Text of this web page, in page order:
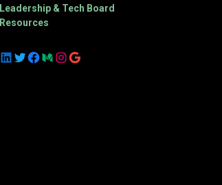
Leadership & Tech Board
Resources
LinkedIn
Twitter
Facebook
Medium
Instagram
Google